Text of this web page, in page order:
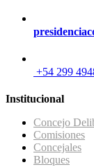
+54 299
Institucional
Concejo
Comisiones
Concejales
Bloques